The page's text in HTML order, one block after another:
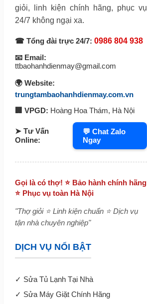
giỏi, linh kiện chính hãng, phục vụ
24/7 không ngại xa.
☎ Tổng đài trực 24/7: 0986 804 938
📧 Email:
ttbaohanhdienmay@gmail.com
🌍 Website:
trungtambaohanhdienmay.com.vn
🏢 VPGD: Hoàng Hoa Thám, Hà Nội
➤ Tư Vấn
Online:
💬 Chat Zalo
Ngay
Gọi là có thợ! ⭐ Bảo hành chính hãng
⭐ Phục vụ toàn Hà Nội
"Thợ giỏi ⭐ Linh kiện chuẩn ⭐ Dịch vụ
tận nhà chuyên nghiệp"
DỊCH VỤ NỔI BẬT
✓ Sửa Tủ Lạnh Tại Nhà
✓ Sửa Máy Giặt Chính Hãng